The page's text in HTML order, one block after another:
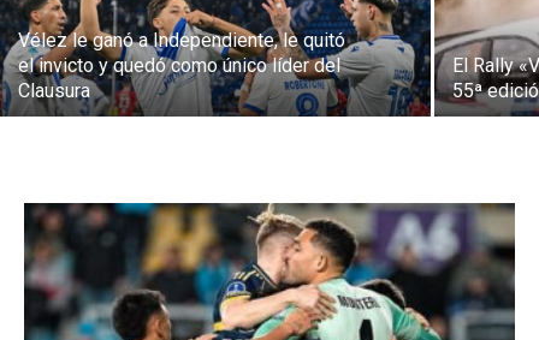
Vélez le ganó a Independiente, le quitó
el invicto y quedó como único líder del
Clausura
El Rally
55ª